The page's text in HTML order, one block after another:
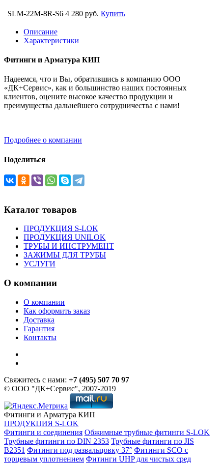
SLM-22M-8R-S6 4 280 руб. Купить
Описание
Характеристики
Фитинги и Арматура КИП
Надеемся, что и Вы, обратившись в компанию ООО
«ДК+Сервис», как и большинство наших постоянных
клиентов, оцените высокое качество продукции и
преимущества дальнейшего сотрудничества с нами!
Подробнее о компании
Поделиться
Каталог товаров
ПРОДУКЦИЯ S-LOK
ПРОДУКЦИЯ UNILOK
ТРУБЫ И ИНСТРУМЕНТ
ЗАЖИМЫ ДЛЯ ТРУБЫ
УСЛУГИ
О компании
О компании
Как оформить заказ
Доставка
Гарантия
Контакты
Свяжитесь с нами: +7 (495) 507 70 97
© ООО "ДК+Сервис", 2007-2019
Фитинги и Арматура КИП
ПРОДУКЦИЯ S-LOK
Фитинги и соединения Обжимные трубные фитинги S-LOK
Трубные фитинги по DIN 2353 Трубные фитинги по JIS
B2351 Фитинги под развальцовку 37° Фитинги SCO с
торцевым уплотнением Фитинги UHP для чистых сред